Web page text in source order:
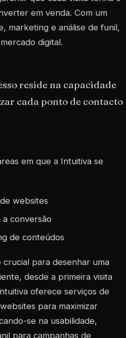
em venda. Com um
marketing e análise de funil,
digital.
reside na capacidade
cada ponto de contacto
em que a Intuitiva se
websites
a conversão
de conteúdos
crucial para desenhar uma
desde a primeira visita
oferece serviços de
para maximizar
se na usabilidade,
para campanhas de